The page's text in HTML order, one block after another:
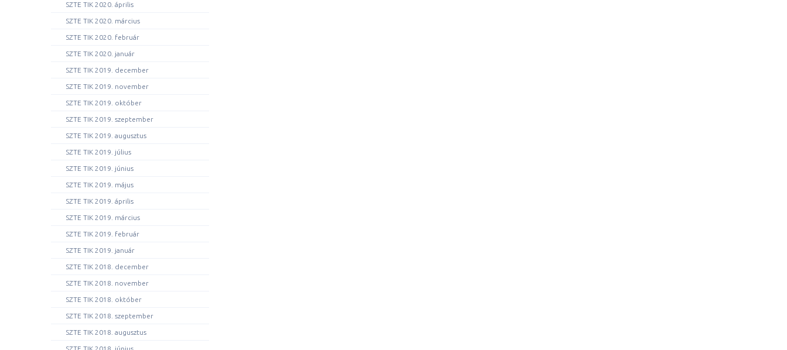
SZTE TIK 2020. április
SZTE TIK 2020. március
SZTE TIK 2020. február
SZTE TIK 2020. január
SZTE TIK 2019. december
SZTE TIK 2019. november
SZTE TIK 2019. október
SZTE TIK 2019. szeptember
SZTE TIK 2019. augusztus
SZTE TIK 2019. július
SZTE TIK 2019. június
SZTE TIK 2019. május
SZTE TIK 2019. április
SZTE TIK 2019. március
SZTE TIK 2019. február
SZTE TIK 2019. január
SZTE TIK 2018. december
SZTE TIK 2018. november
SZTE TIK 2018. október
SZTE TIK 2018. szeptember
SZTE TIK 2018. augusztus